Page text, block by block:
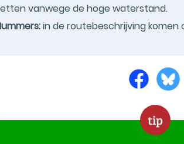
vanwege de hoge waterstand.
in de routebeschrijving
tip